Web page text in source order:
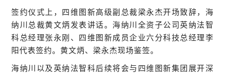
签约仪式上，四维图新高级副总裁梁永杰开场致辞，海
纳川总裁黄文炳发表讲话。海纳川全资子公司英纳法智
科总经理张永刚、四维图新成员企业六分科技总经理李
阳代表签约。黄文炳、梁永杰现场鉴签。
海纳川以及英纳法智科后续将会与四维图新集团展开深